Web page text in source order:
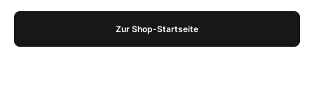
Zur Shop-Startseite